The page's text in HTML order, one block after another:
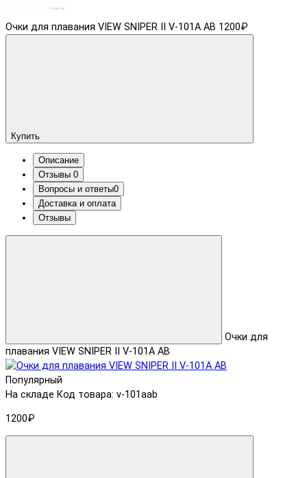
Очки для плавания VIEW SNIPER II V-101A AB 1200₽
Купить
Описание
Отзывы 0
Вопросы и ответы0
Доставка и оплата
Отзывы
Очки для
плавания VIEW SNIPER II V-101A AB
Популярный
На складе Код товара: v-101aab
1200₽